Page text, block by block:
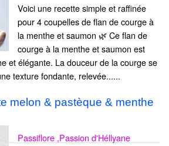
Voici une recette simple et raffinée
pour 4 coupelles de flan de courge à
la menthe et saumon 🌿 Ce flan de
courge à la menthe et saumon est
et élégante. La douceur de la courge se
texture fondante, relevée......
melon & pastèque & menthe
Passiflore ,Passion d'Héllyane